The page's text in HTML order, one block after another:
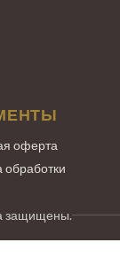
оферта
обработки
защищены.